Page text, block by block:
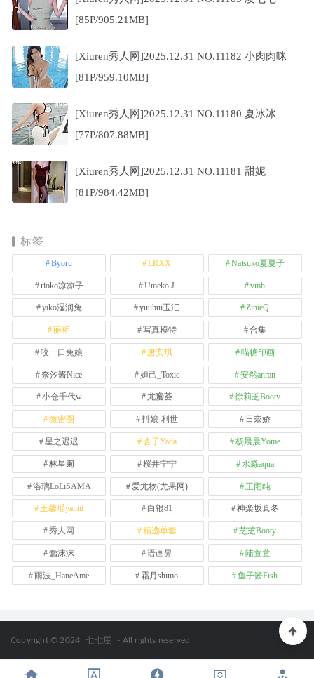
[85P/905.21MB]
[Xiuren秀人网]2025.12.31 NO.11182 小肉肉咪
[81P/959.10MB]
[Xiuren秀人网]2025.12.31 NO.11180 夏冰冰
[77P/807.88MB]
[Xiuren秀人网]2025.12.31 NO.11181 甜妮
[81P/984.42MB]
标签
Byoru LRXX Natsuko夏夏子
rioko凉凉子 Umeko J vmb
yiko湿润兔 yuuhui玉汇 ZinieQ
丽柜 写真模特 合集
咬一口兔娘 唐安琪 喵糖印画
奈汐酱Nice 妲己_Toxic 安然anran
小仓千代w 尤蜜荟 徐莉芝Booty
微密圈 抖娘-利世 日奈娇
星之迟迟 杏子Yada 杨晨晨Yome
林星阑 桜井宁宁 水淼aqua
洛璃LoLiSAMA 爱尤物(尤果网) 王雨纯
王馨瑶yanni 白银81 神楽坂真冬
秀人网 精选单套 芝芝Booty
蠢沫沫 语画界 陆萱萱
雨波_HaneAme 霜月shimo 鱼子酱Fish
Copyright © 2024 七七屋 - All rights reserved